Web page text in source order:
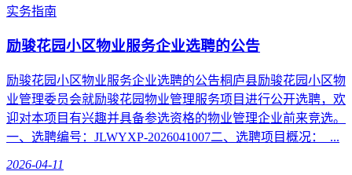
实务指南
励骏花园小区物业服务企业选聘的公告
励骏花园小区物业服务企业选聘的公告桐庐县励骏花园小区物
业管理委员会就励骏花园物业管理服务项目进行公开选聘，欢
迎对本项目有兴趣并具备参选资格的物业管理企业前来竞选。
一、选聘编号：JLWYXP-2026041007二、选聘项目概况： ...
2026-04-11